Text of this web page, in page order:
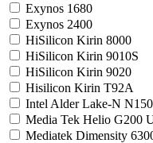
Exynos 1680
Exynos 2400
HiSilicon Kirin 8000
HiSilicon Kirin 9010S
HiSilicon Kirin 9020
Hisilicon Kirin T92A
Intel Alder Lake-N N150
Media Tek Helio G200
Mediatek Dimensity